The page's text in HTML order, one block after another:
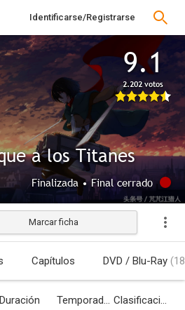
Identificarse/Registrarse
9.1
2.202 votos
a los Titanes
Finalizada • Final cerrado
Marcar ficha
Capítulos DVD / Blu-Ray
Duración Temporadas Clasificación por edades